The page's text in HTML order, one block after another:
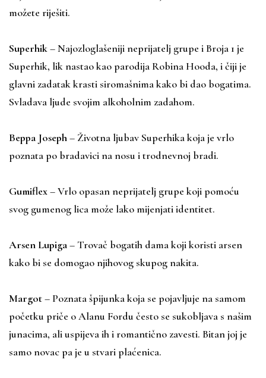
možete riješiti.
Superhik– Najozloglašeniji neprijatelj grupe i Broja 1 je
Superhik, lik nastao kao parodija Robina Hooda, i čiji je
glavni zadatak krasti siromašnima kako bi dao bogatima.
Svladava ljude svojim alkoholnim zadahom.
Beppa Joseph– Životna ljubav Superhika koja je vrlo
poznata po bradavici na nosu i trodnevnoj bradi.
Gumiflex– Vrlo opasan neprijatelj grupe koji pomoću
svog gumenog lica može lako mijenjati identitet.
Arsen Lupiga– Trovač bogatih dama koji koristi arsen
kako bi se domogao njihovog skupog nakita.
Margot– Poznata špijunka koja se pojavljuje na samom
početku priče o Alanu Fordu često se sukobljava s našim
junacima, ali uspijeva ih i romantično zavesti. Bitan joj je
samo novac pa je u stvari plaćenica.